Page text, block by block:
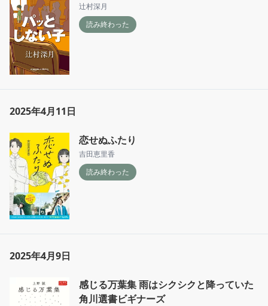
辻村深月
読み終わった
2025年4月11日
恋せぬふたり
吉田恵里香
読み終わった
2025年4月9日
感じる万葉集 雨はシクシクと降っていた
角川選書ビギナーズ